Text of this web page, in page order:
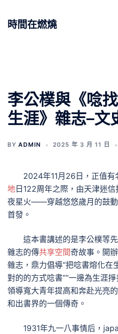
時間在燃燒
李公樸與《唸
生涯》雜志–文
BY ADMIN 2025 年 3 月 11 日
2024年11月26日，正值有
地 日122周年之際，由天津迷
夜星火——穿越悠悠歲月的鼓
首發。
這本書講述的是李公樸等
雜志的傳共享空間奇故事。開
雜志，鼎力倡導“把唸書熔化在
對的的方式唸書”“一邊為生涯
領導寬大青年提高和奔赴光亮
和出書界的一個傳奇。
1931年九一八事情后，